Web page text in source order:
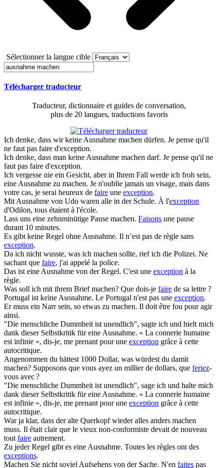
Sélectionner la langue cible
Télécharger traducteur
Traducteur, dictionnaire et guides de conversation,
plus de 20 langues, traductions favoris
Ich denke, dass wir keineAusnahme machen dürfen. Je pense qu'il
ne faut pas faire d'exception.
Ich denke, dass man keineAusnahme machen darf. Je pense qu'il ne
faut pas faire d'exception.
Ich vergesse nie ein Gesicht, aber in Ihrem Fall werde ich froh sein,
eineAusnahme zu machen. Je n'oublie jamais un visage, mais dans
votre cas, je serai heureux de faire une exception.
MitAusnahme von Udo waren alle in der Schule. À l'exception
d'Odilon, tous étaient à l'école.
Lass uns eine zehnminütige Pause machen. Faisons une pause
durant 10 minutes.
Es gibt keine Regel ohneAusnahme. Il n’est pas de règle sans
exception.
Da ich nicht wusste, was ich machen sollte, rief ich die Polizei. Ne
sachant que faire, j'ai appelé la police.
Das ist eineAusnahme von der Regel. C'est une exception à la
règle.
Was soll ich mit ihrem Briefmachen? Que dois-je faire de sa lettre ?
Portugal ist keineAusnahme. Le Portugal n'est pas une exception.
Er muss ein Narr sein, so etwas zu machen. Il doit être fou pour agir
ainsi.
"Die menschliche Dummheit ist unendlich", sagte ich und hielt mich
dank dieser Selbstkritik für eineAusnahme. « La connerie humaine
est infinie », dis-je, me prenant pour une exception grâce à cette
autocritique.
Angenommen du hättest 1000 Dollar, was würdest du damit
machen? Supposons que vous ayez un millier de dollars, que feriez-
vous avec ?
"Die menschliche Dummheit ist unendlich", sage ich und halte mich
dank dieser Selbstkritik für eineAusnahme. « La connerie humaine
est infinie », dis-je, me prenant pour une exception grâce à cette
autocritique.
War ja klar, dass der alte Querkopf wieder alles anders machen
muss. Il était clair que le vieux non-conformiste devait de nouveau
toutfaire autrement.
Zu jeder Regel gibt es eineAusnahme. Toutes les règles ont des
exceptions.
Machen Sie nicht soviel Aufsehens von der Sache. N'en faites pas